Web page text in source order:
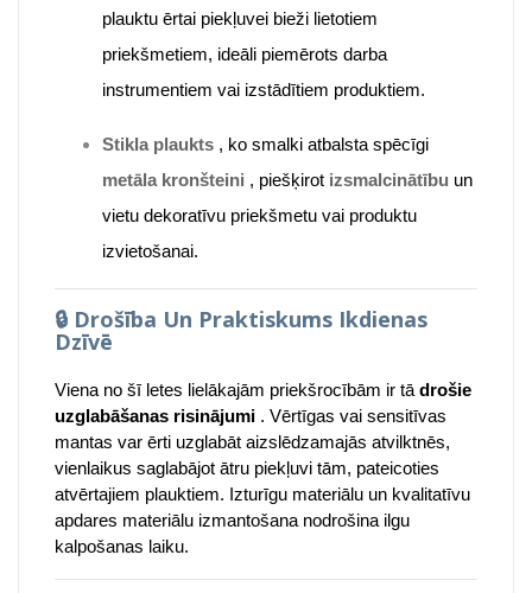
plauktu ērtai piekļuvei bieži lietotiem
priekšmetiem, ideāli piemērots darba
instrumentiem vai izstādītiem produktiem.
Stikla plaukts , ko smalki atbalsta spēcīgi
metāla kronšteini , piešķirot izsmalcinātību un
vietu dekoratīvu priekšmetu vai produktu
izvietošanai.
🔒 Drošība Un Praktiskums Ikdienas
Dzīvē
Viena no šī letes lielākajām priekšrocībām ir tā drošie
uzglabāšanas risinājumi . Vērtīgas vai sensitīvas
mantas var ērti uzglabāt aizslēdzamajās atvilktnēs,
vienlaikus saglabājot ātru piekļuvi tām, pateicoties
atvērtajiem plauktiem. Izturīgu materiālu un kvalitatīvu
apdares materiālu izmantošana nodrošina ilgu
kalpošanas laiku.